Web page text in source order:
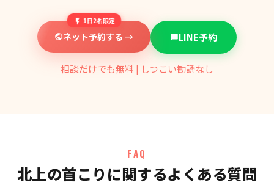
1日2名限定
ネット予約する → LINE予約
相談だけでも無料 | しつこい勧誘なし
FAQ
北上の首こりに関するよくある質問